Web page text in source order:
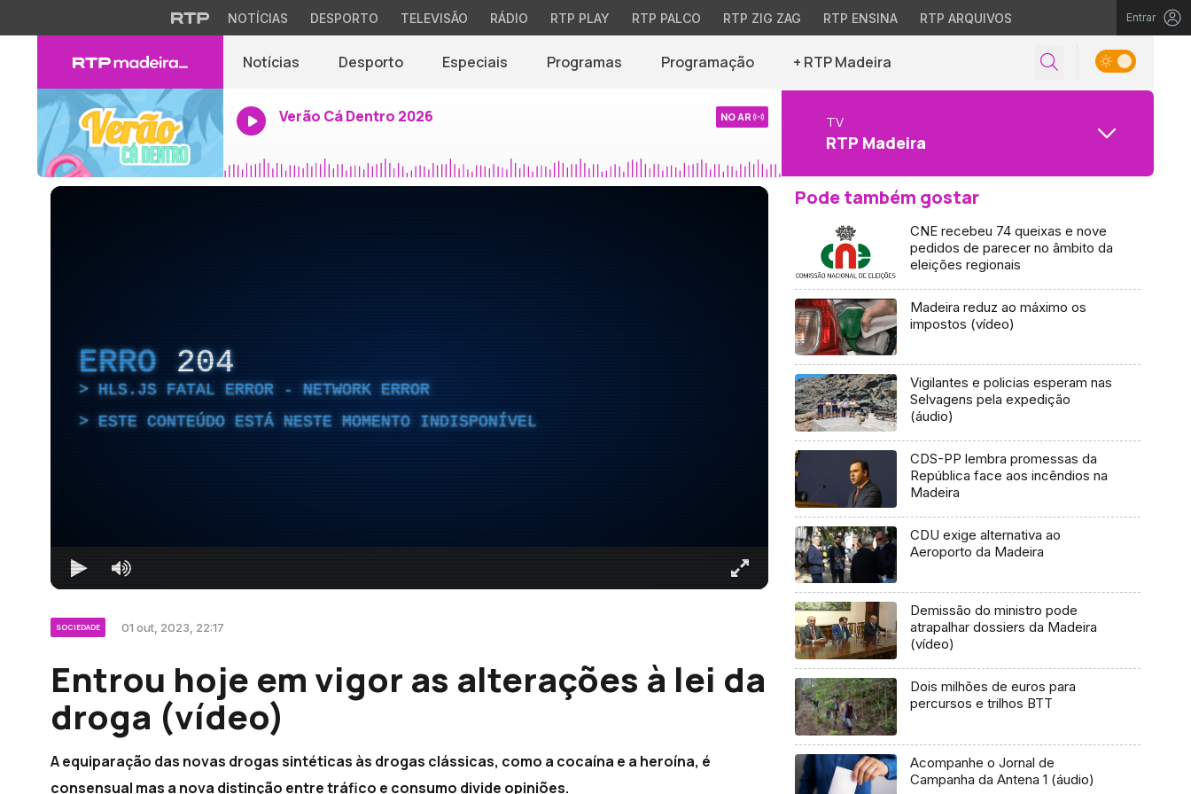
NOTÍCIAS DESPORTO TELEVISÃO RÁDIO RTP PLAY RTP PALCO RTP ZIG ZAG RTP ENSINA RTP ARQUIVOS Entrar
Notícias Desporto Especiais Programas Programação + RTP Madeira
Verão Cá Dentro 2026 NO AR TV
RTP Madeira
ERRO 204
HLS.JS FATAL ERROR - NETWORK ERROR
ESTE CONTEÚDO ESTÁ NESTE MOMENTO INDISPONÍVEL
SOCIEDADE 01 out, 2023, 22:17
Entrou hoje em vigor as alterações à lei da
droga (vídeo)
A equiparação das novas drogas sintéticas às drogas clássicas, como a cocaína e a heroína, é
consensual mas a nova distinção entre tráfico e consumo divide opiniões.
Pode também gostar
CNE recebeu 74 queixas e nove
pedidos de parecer no âmbito da
eleições regionais
Madeira reduz ao máximo os
impostos (vídeo)
Vigilantes e policias esperam nas
Selvagens pela expedição
(áudio)
CDS-PP lembra promessas da
República face aos incêndios na
Madeira
CDU exige alternativa ao
Aeroporto da Madeira
Demissão do ministro pode
atrapalhar dossiers da Madeira
(vídeo)
Dois milhões de euros para
percursos e trilhos BTT
Acompanhe o Jornal de
Campanha da Antena 1 (áudio)